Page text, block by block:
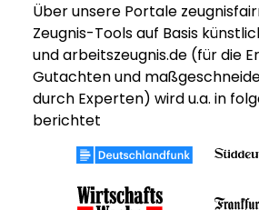
Über unsere Portale
Zeugnis-Tools auf Basis
und arbeitszeugnis.de (für die
Gutachten und
durch Experten) wird u.a. in
berichtet